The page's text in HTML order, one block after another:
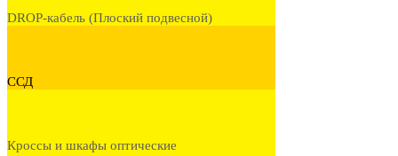
DROP-кабель (Плоский подвесной)
ССД
Кроссы и шкафы оптические